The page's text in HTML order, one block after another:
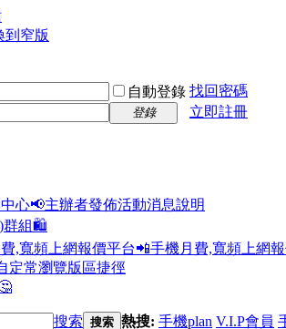
到窄版
自動登錄 找回密碼
登錄
立即註冊
心📢主辦者發佈活動消息說明
群組🛍️
,寬頻上網報價平台📲手機月費,寬頻上網
定常瀏覽版區捷徑
搜索 搜索 熱搜: 手機plan V.I.P會員